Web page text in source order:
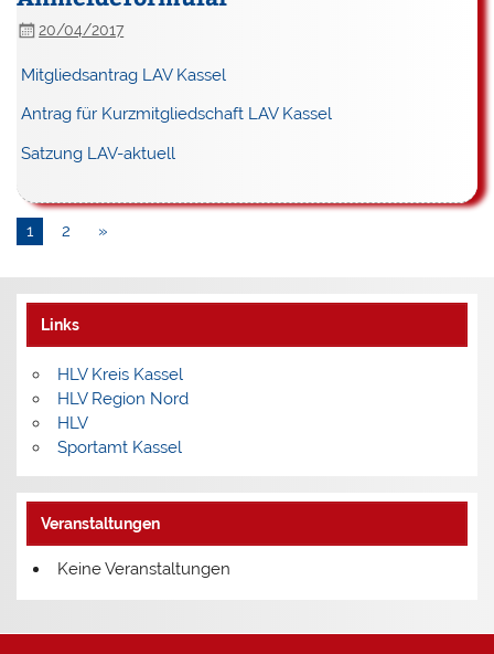
20/04/2017
Mitgliedsantrag LAV Kassel
Antrag für Kurzmitgliedschaft LAV Kassel
Satzung LAV-aktuell
1 2 »
Links
HLV Kreis Kassel
HLV Region Nord
HLV
Sportamt Kassel
Veranstaltungen
Keine Veranstaltungen